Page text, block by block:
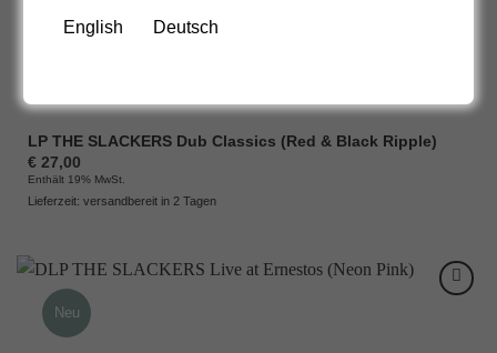
LP THE SLACKERS Dub Classics (Red & Black Ripple)
€27,00
Enthält 19% MwSt.
Lieferzeit: versandbereit in 2 Tagen
Neu
English Deutsch